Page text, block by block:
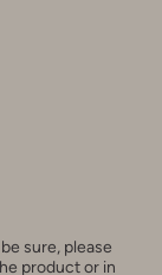
sure, please
product or in